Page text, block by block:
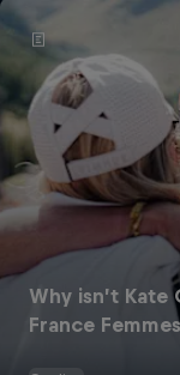
Why isn’t
France